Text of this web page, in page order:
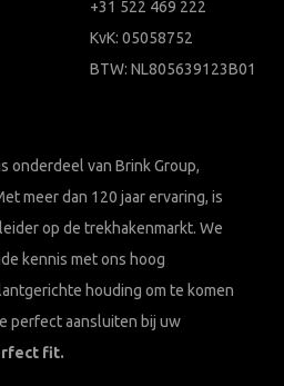
+31 522 469 222
KvK: 05058752
BTW: NL805639123B01
onderdeel van Brink Group,
meer dan 120 jaar ervaring, is
op de trekhakenmarkt. We
kennis met ons hoog
houding om te komen
perfect aansluiten bij uw
fit.